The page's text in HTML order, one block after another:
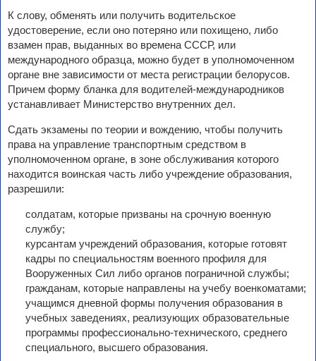
К слову, обменять или получить водительское
удостоверение, если оно потеряно или похищено, либо
взамен прав, выданных во времена СССР, или
международного образца, можно будет в уполномоченном
органе вне зависимости от места регистрации белорусов.
Причем форму бланка для водителей-международников
устанавливает Министерство внутренних дел.
Сдать экзамены по теории и вождению, чтобы получить
права на управление транспортным средством в
уполномоченном органе, в зоне обслуживания которого
находится воинская часть либо учреждение образования,
разрешили:
солдатам, которые призваны на срочную военную
службу;
курсантам учреждений образования, которые готовят
кадры по специальностям военного профиля для
Вооруженных Сил либо органов пограничной службы;
гражданам, которые направлены на учебу военкоматами;
учащимся дневной формы получения образования в
учебных заведениях, реализующих образовательные
программы профессионально-технического, среднего
специального, высшего образования.